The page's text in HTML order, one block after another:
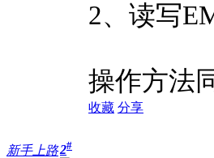
2、读写
操作方法
收藏 分享
新手上路2#